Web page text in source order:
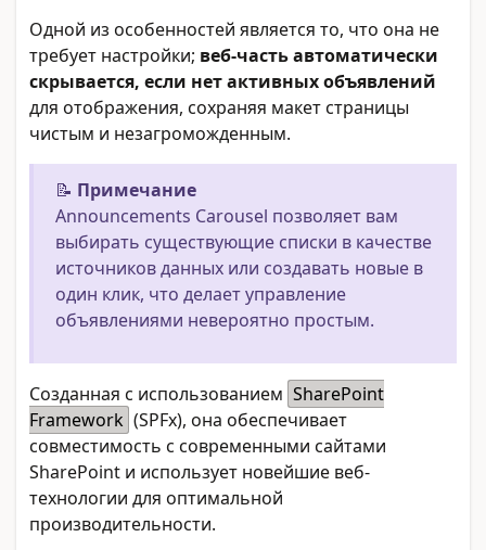
Одной из особенностей является то, что она не
требует настройки; веб-часть автоматически
скрывается, если нет активных объявлений
для отображения, сохраняя макет страницы
чистым и незагроможденным.
📝 Примечание
Announcements Carousel позволяет вам
выбирать существующие списки в качестве
источников данных или создавать новые в
один клик, что делает управление
объявлениями невероятно простым.
Созданная с использованием SharePoint
Framework (SPFx), она обеспечивает
совместимость с современными сайтами
SharePoint и использует новейшие веб-
технологии для оптимальной
производительности.